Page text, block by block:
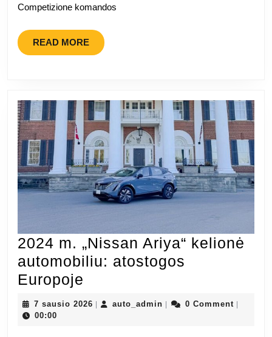
atrodo
Competizione komandos
READ MOREREAD
MORE
2024 m. „Nissan Ariya“ kelionė
automobiliu: atostogos
Europoje
m.
7 sausio 2026 7| auto_admin auto_admin
| 0 Comment |
00:00